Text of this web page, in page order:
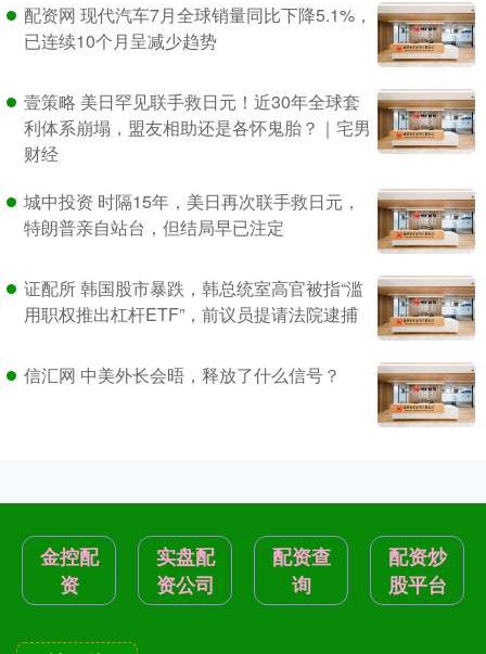
配资网 现代汽车7月全球销量同比下降5.1%，
已连续10个月呈减少趋势
壹策略 美日罕见联手救日元！近30年全球套
利体系崩塌，盟友相助还是各怀鬼胎？｜宅男
财经
城中投资 时隔15年，美日再次联手救日元，
特朗普亲自站台，但结局早已注定
证配所 韩国股市暴跌，韩总统室高官被指“滥
用职权推出杠杆ETF”，前议员提请法院逮捕
信汇网 中美外长会晤，释放了什么信号？
金控配
资
实盘配
资公司
配资查
询
配资炒
股平台